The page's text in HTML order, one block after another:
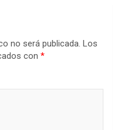
no será publicada. Los
con *